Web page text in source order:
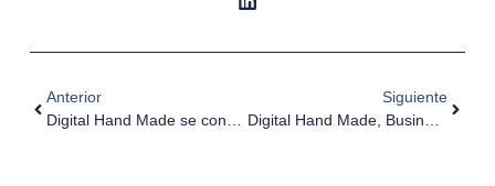
Anterior
Digital Hand Made se convierte en el Partner del Año 2022 de Kaspersky
Siguiente
Digital Hand Made, Business Partner del Año 2024 de NEXVIUM by Connexa